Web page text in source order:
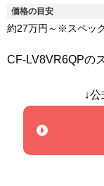
価格の目安
約27万円～※スペッ
CF-LV8VR6QPの
↓